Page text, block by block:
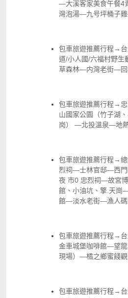
—大溪客家美食午餐4
灣泡湯—九号坪桶子
包車旅遊推薦行程→
道/小人國/六福村野
草森林—内灣老街—回
包車旅遊推薦行程→
山國家公園（竹子湖
岗） —北投溫泉—地
包車旅遊推薦行程→
烈祠—士林官邸—西
夜 市0 忠烈祠—故宮
館、小油坑、擎.天
館—淡水老街—漁人碼
包車旅遊推薦行程→
金車城堡咖啡館—望龍
現場）—橘之鄉蜜餞
包車旅遊推薦行程→